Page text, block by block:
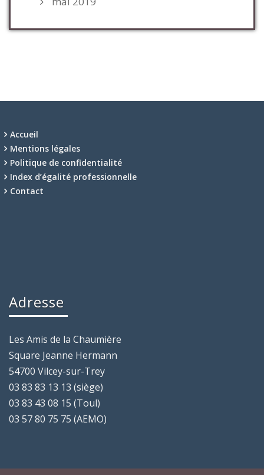
Accueil
Mentions légales
Politique de confidentialité
Index d’égalité professionnelle
Contact
Adresse
Les Amis de la Chaumière
Square Jeanne Hermann
54700 Vilcey-sur-Trey
03 83 83 13 13 (siège)
03 83 43 08 15 (Toul)
03 57 80 75 75 (AEMO)